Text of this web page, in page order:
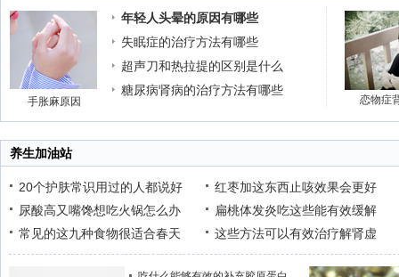
手胀麻原因
年轻人头晕的原因有哪些
失眠症的治疗方法有哪些
超声刀和热拉提的区别是什么
糖尿病肾病的治疗方法有哪些
恋物症
养生加油站
20个护肤常识用过的人都说好
尿酸高又嘴馋想吃火锅怎么办
常见的这九种食物很适合春天
红枣加这东西止咳效果会更好
扁桃体发炎吃这些能有效缓解
这些方法可以有效治疗解肾虚